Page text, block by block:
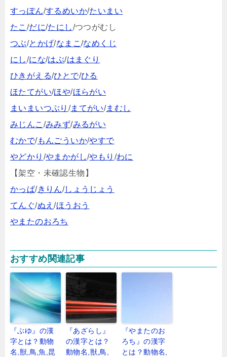
すっぽん/するめいか/たいまい
たこ /だに/たにし/つつがむし
つぶ/とかげ/なまこ/なめくじ
にし/にな/はぶ/はまぐり
ひきがえる/ひとで/ひる
ほたてがい/ほや/ほらがい
まいまいつぶり /まてがい/まむし
みじんこ /みみず/みるがい
むかで/もんごういか/やすで
やどかり /やまかがし/やもり /わに
【架空・未確認生物】
かっぱ/きりん/しょうじょう
てんぐ/ぬえ/ほうおう
やまたのおろち
おすすめ関連記事
『ぶゆ』の漢
字とは？動物
名,獣,鳥,魚,昆
『あざらし』
の漢字とは？
動物名,獣,鳥,
『やまたのお
ろち』の漢字
とは？動物名,